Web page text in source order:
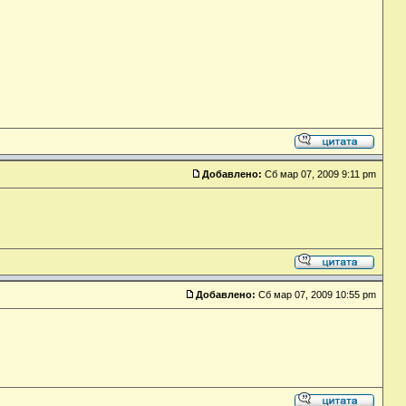
Добавлено: Сб мар 07, 2009 9:11 pm
Добавлено: Сб мар 07, 2009 10:55 pm